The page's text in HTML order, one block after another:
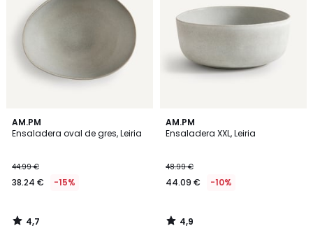
AM.PM
Ensaladera oval de gres, Leiria
44.99 €
38.24 € -15%
4,7
/ 5
4,7
/
AM.PM
Ensaladera XXL, Leiria
48.99 €
44.09 € -10%
4,9
/ 5
4,9
/